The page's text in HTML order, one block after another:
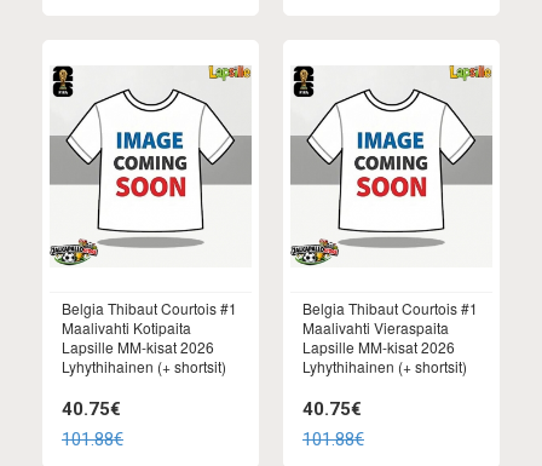
Belgia Thibaut Courtois #1
Maalivahti Kotipaita
Lapsille MM-kisat 2026
Lyhythihainen (+ shortsit)
40.75€
101.88€
Belgia Thibaut Courtois #1
Maalivahti Vieraspaita
Lapsille MM-kisat 2026
Lyhythihainen (+ shortsit)
40.75€
101.88€